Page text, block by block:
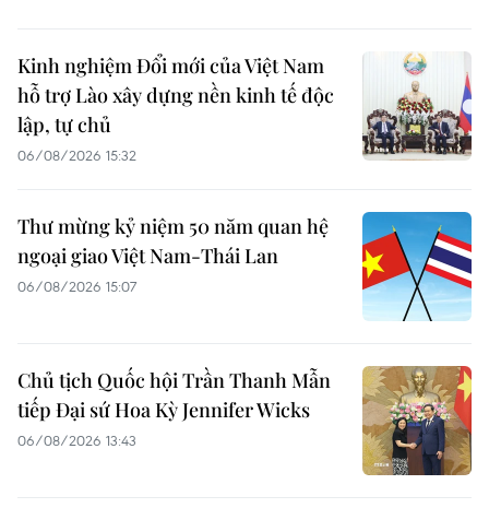
Kinh nghiệm Đổi mới của Việt Nam
hỗ trợ Lào xây dựng nền kinh tế độc
lập, tự chủ
06/08/2026 15:32
Thư mừng kỷ niệm 50 năm quan hệ
ngoại giao Việt Nam-Thái Lan
06/08/2026 15:07
Chủ tịch Quốc hội Trần Thanh Mẫn
tiếp Đại sứ Hoa Kỳ Jennifer Wicks
06/08/2026 13:43